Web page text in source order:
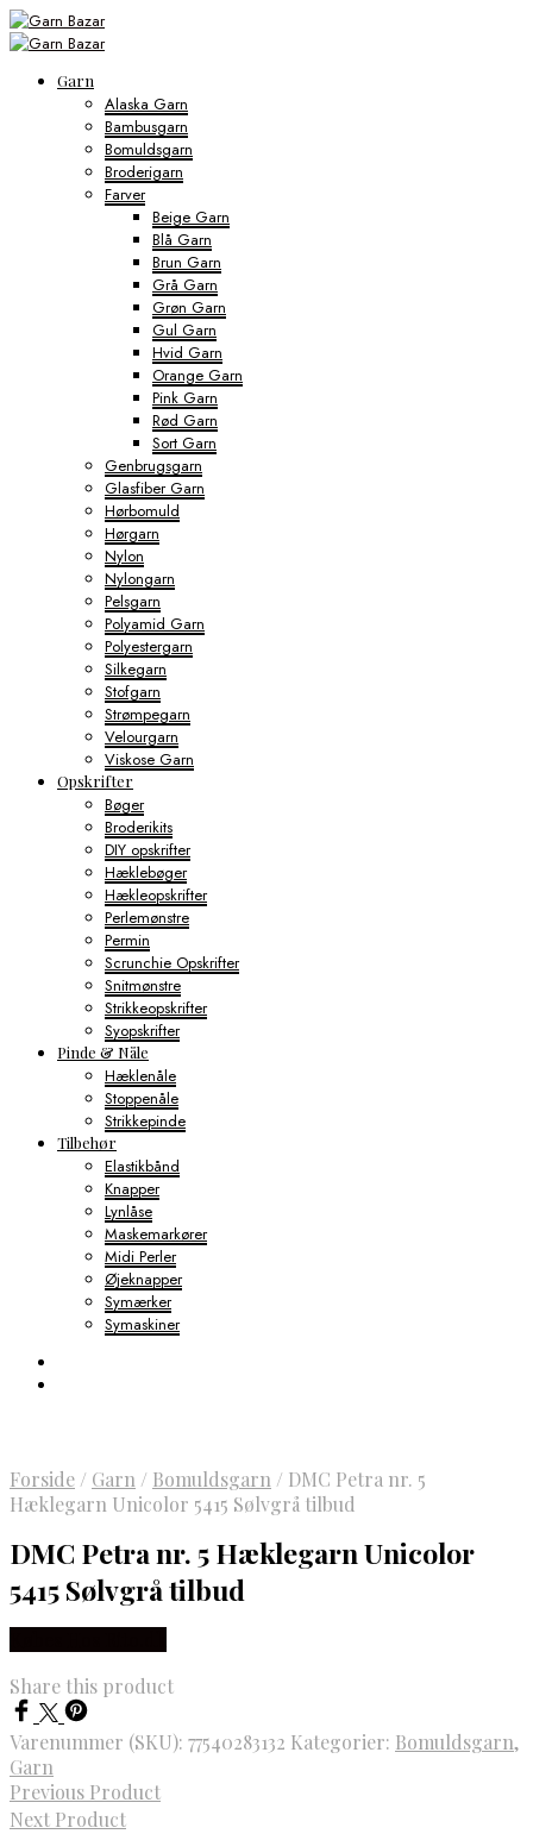
Garn
Alaska Garn
Bambusgarn
Bomuldsgarn
Broderigarn
Farver
Beige Garn
Blå Garn
Brun Garn
Grå Garn
Grøn Garn
Gul Garn
Hvid Garn
Orange Garn
Pink Garn
Rød Garn
Sort Garn
Genbrugsgarn
Glasfiber Garn
Hørbomuld
Hørgarn
Nylon
Nylongarn
Pelsgarn
Polyamid Garn
Polyestergarn
Silkegarn
Stofgarn
Strømpegarn
Velourgarn
Viskose Garn
Opskrifter
Bøger
Broderikits
DIY opskrifter
Hæklebøger
Hækleopskrifter
Perlemønstre
Permin
Scrunchie Opskrifter
Snitmønstre
Strikkeopskrifter
Syopskrifter
Pinde & Nåle
Hæklenåle
Stoppenåle
Strikkepinde
Tilbehør
Elastikbånd
Knapper
Lynlåse
Maskemarkører
Midi Perler
Øjeknapper
Symærker
Symaskiner
Forside / Garn / Bomuldsgarn / DMC Petra nr. 5
Hæklegarn Unicolor 5415 Sølvgrå tilbud
DMC Petra nr. 5 Hæklegarn Unicolor
5415 Sølvgrå tilbud
Share this product
Varenummer (SKU): 77540283132 Kategorier: Bomuldsgarn,
Garn
Previous Product
Next Product